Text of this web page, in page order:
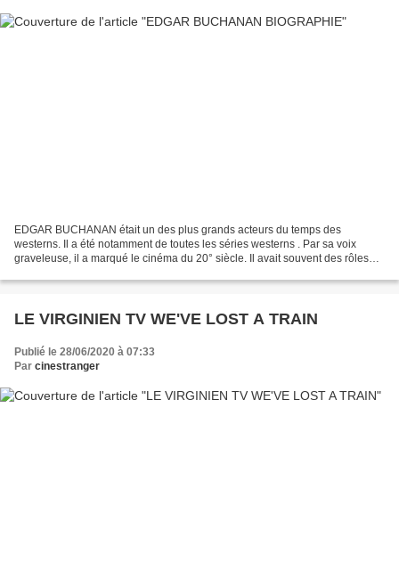
EDGAR BUCHANAN était un des plus grands acteurs du temps des
westerns. Il a été notamment de toutes les séries westerns . Par sa voix
graveleuse, il a marqué le cinéma du 20° siècle. Il avait souvent des rôles
LE VIRGINIEN TV WE'VE LOST A TRAIN
Publié le 28/06/2020 à 07:33
Par cinestranger